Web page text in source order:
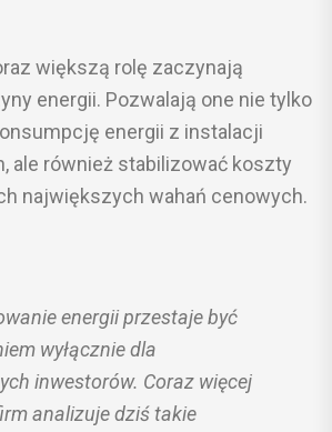
większą rolę zaczynają
energii. Pozwalają one nie tylko
energii z instalacji
ale również stabilizować koszty
największych wahań cenowych.
energii przestaje być
wyłącznie dla
inwestorów. Coraz więcej
analizuje dziś takie